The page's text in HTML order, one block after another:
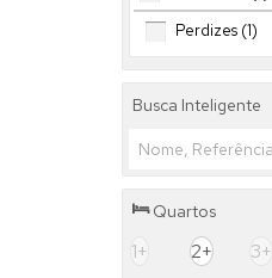
Perdizes (1)
Busca Inteligente
Quartos
1+ 2+ 3+